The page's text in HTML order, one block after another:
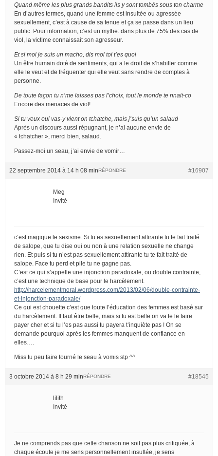
Quand même les plus grands bandits ils y sont tombés sous ton charme
En d’autres termes, quand une femme est insultée ou agressée
sexuellement, c’est à cause de sa tenue et ça se passe dans un lieu
public. Pour information, c’est un mythe: dans plus de 75% des cas de
viol, la victime connaissait son agresseur.
Et si moi je suis un macho, dis moi toi t’es quoi
Un être humain doté de sentiments, qui a le droit de s’habiller comme
elle le veut et de fréquenter qui elle veut sans rendre de comptes à
personne.
De toute façon tu n’me laisses pas l’choix, tout le monde te nnait-co
Encore des menaces de viol!
Si tu veux oui vas-y vient on tchatche, mais j’suis qu’un salaud
Après un discours aussi répugnant, je n’ai aucune envie de
« tchatcher », merci bien, salaud.
Passez-moi un seau, j’ai envie de vomir…
22 septembre 2014 à 14 h 08 min #16907
RÉPONDRE
Meg
Invité
c’est magique le sexisme. Si tu es sexuellement attirante tu te fait traité
de salope, que tu dise oui ou non à une relation sexuelle ne change
rien. Et puis si tu n’est pas sexuellement attirante tu te fait traité de
salope. Face tu perd et pile tu ne gagne pas.
C’est ce qui s’appelle une injonction paradoxale, ou double contrainte,
c’est une technique de base pour le harcèlement.
http://harcelementmoral.wordpress.com/2013/02/06/double-contrainte-
et-injonction-paradoxale/
Ce qui est chouette c’est que toute l’éducation des femmes est basé sur
du harcèlement. Il faut être belle, mais si tu est belle on va te le faire
payer cher et si tu l’es pas aussi tu payera t’inquiète pas ! On se
demande pourquoi après les femmes manquent de confiance en
elles….
Miss tu peu faire tourné le seau à vomis stp ^^
3 octobre 2014 à 8 h 29 min #18545
RÉPONDRE
lilith
Invité
Je ne comprends pas que cette chanson ne soit pas plus critiquée, à
chaque écoute je me sens personnellement insultée, je sens